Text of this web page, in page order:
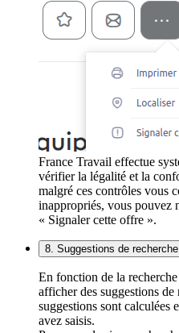
France Travail effectue
vérifier la légalité et la
malgré ces contrôles vous
inappropriés, vous pouvez
« Signaler cette offre ».
8. Suggestions de recherche
En fonction de la
afficher des suggestions
suggestions sont calculées
avez saisis.